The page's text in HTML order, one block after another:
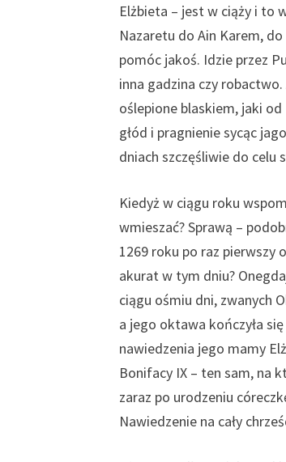
Elżbieta – jest w ciąży i to
Nazaretu do Ain Karem,
pomóc jakoś. Idzie przez
inna gadzina czy
oślepione blaskiem, jaki
głód i pragnienie sycąc
dniach szczęśliwie do celu
Kiedyż w ciągu roku
wmieszać? Sprawą –
1269 roku po raz pierwszy
akurat w tym dniu?
ciągu ośmiu dni, zwanych
a jego oktawa kończyła
nawiedzenia jego mamy
Bonifacy IX – ten sam, na
zaraz po urodzeniu
Nawiedzenie na cały